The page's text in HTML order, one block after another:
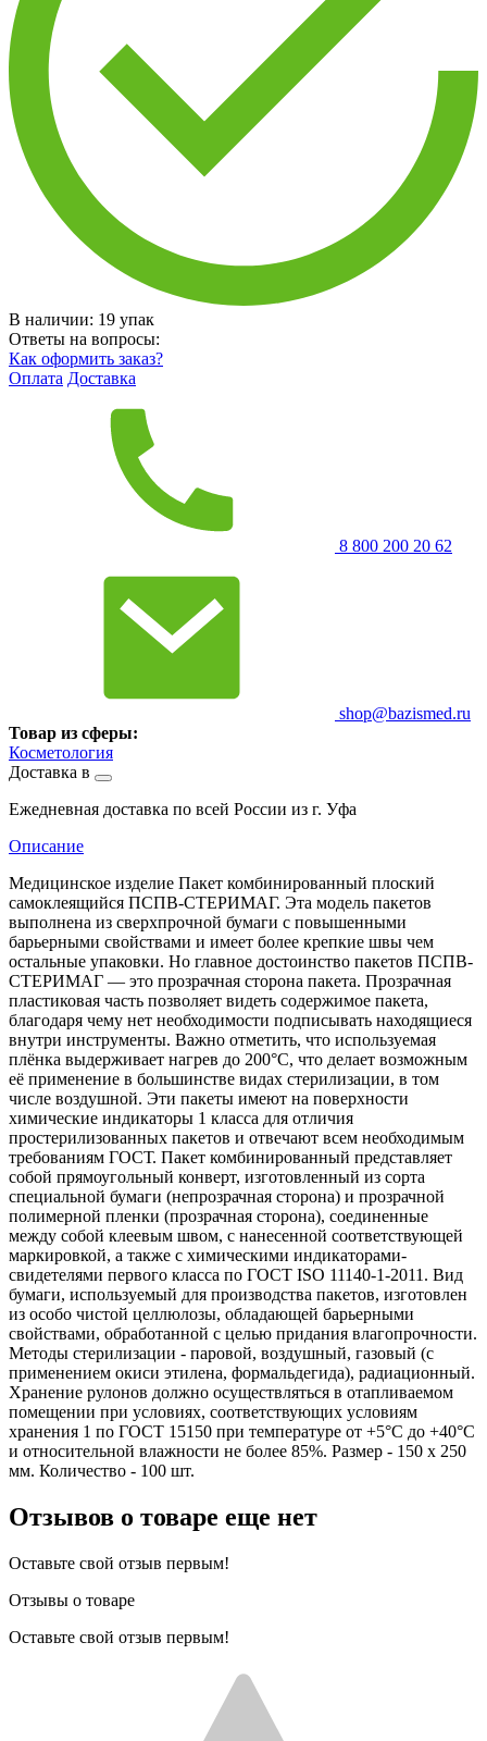
В наличии: 19 упак
Ответы на вопросы:
Как оформить заказ?
Оплата Доставка
8 800 200 20 62
shop@bazismed.ru
Товар из сферы:
Косметология
Доставка в
Ежедневная доставка по всей России из г. Уфа
Описание
Медицинское изделие Пакет комбинированный плоский
самоклеящийся ПСПВ-СТЕРИМАГ. Эта модель пакетов
выполнена из сверхпрочной бумаги с повышенными
барьерными свойствами и имеет более крепкие швы чем
остальные упаковки. Но главное достоинство пакетов ПСПВ-
СТЕРИМАГ — это прозрачная сторона пакета. Прозрачная
пластиковая часть позволяет видеть содержимое пакета,
благодаря чему нет необходимости подписывать находящиеся
внутри инструменты. Важно отметить, что используемая
плёнка выдерживает нагрев до 200°С, что делает возможным
её применение в большинстве видах стерилизации, в том
числе воздушной. Эти пакеты имеют на поверхности
химические индикаторы 1 класса для отличия
простерилизованных пакетов и отвечают всем необходимым
требованиям ГОСТ. Пакет комбинированный представляет
собой прямоугольный конверт, изготовленный из сорта
специальной бумаги (непрозрачная сторона) и прозрачной
полимерной пленки (прозрачная сторона), соединенные
между собой клеевым швом, с нанесенной соответствующей
маркировкой, а также с химическими индикаторами-
свидетелями первого класса по ГОСТ ISO 11140-1-2011. Вид
бумаги, используемый для производства пакетов, изготовлен
из особо чистой целлюлозы, обладающей барьерными
свойствами, обработанной с целью придания влагопрочности.
Методы стерилизации - паровой, воздушный, газовый (с
применением окиси этилена, формальдегида), радиационный.
Хранение рулонов должно осуществляться в отапливаемом
помещении при условиях, соответствующих условиям
хранения 1 по ГОСТ 15150 при температуре от +5°С до +40°С
и относительной влажности не более 85%. Размер - 150 х 250
мм. Количество - 100 шт.
Отзывов о товаре еще нет
Оставьте свой отзыв первым!
Отзывы о товаре
Оставьте свой отзыв первым!